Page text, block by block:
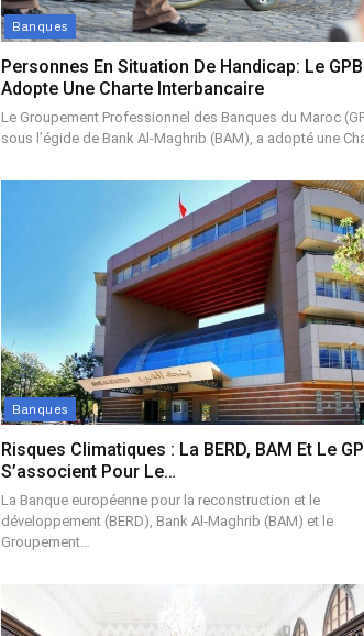
Banques
Personnes En Situation De Handicap: Le
Adopte Une Charte Interbancaire
Le Groupement Professionnel des Banques du Maroc
sous l’égide de Bank Al-Maghrib (BAM), a adopté une
Banques
Risques Climatiques : La BERD, BAM Et Le
S’associent Pour Le…
La Banque européenne pour la reconstruction et le
développement (BERD), Bank Al-Maghrib (BAM) et le
Groupement…